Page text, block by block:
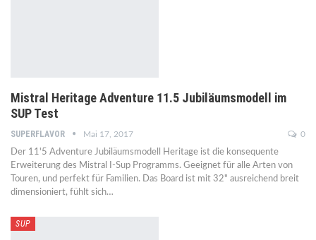
Mistral Heritage Adventure 11.5 Jubiläumsmodell im
SUP Test
SUPERFLAVOR Mai 17, 2017 0
Der 11'5 Adventure Jubiläumsmodell Heritage ist die konsequente
Erweiterung des Mistral I-Sup Programms. Geeignet für alle Arten von
Touren, und perfekt für Familien. Das Board ist mit 32" ausreichend breit
dimensioniert, fühlt sich…
SUP